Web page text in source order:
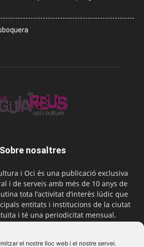
el nostre lloc web i el nostre servei.
Sobre nosaltres
i Oci és una publicació exclusiva
i de serveis amb més de 10 anys de
tota l’activitat d’interès lúdic que
entitats i institucions de la ciutat
i té una periodicitat mensual.